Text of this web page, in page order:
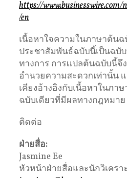
https://
/en
เนื้อหาใจความในภาษาต้น
ประชาสัมพันธ์ฉบับนี้เป็นฉบั
ทางการ การแปลต้นฉบับนี้จึ
อำนวยความสะดวกเท่านั้น
เคียงอ้างอิงกับเนื้อหาในภา
ฉบับเดียวที่มีผลทางกฎหมาย
ติดต่อ
ฝ่ายสื่อ:
Jasmine Ee
หัวหน้าฝ่ายสื่อและนักวิเครา